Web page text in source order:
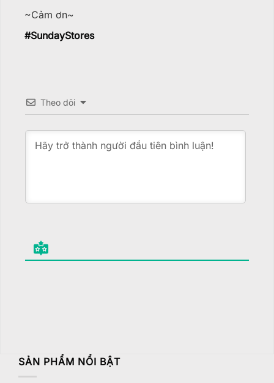
SẢN PHẨM NỔI BẬT
~Cảm ơn~
#SundayStores
Theo dõi